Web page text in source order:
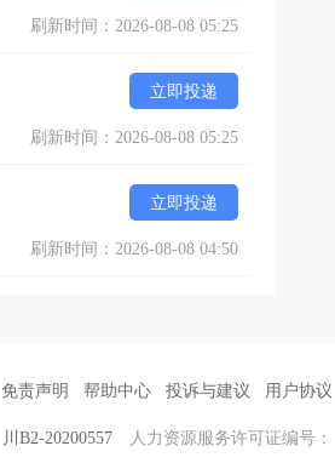
刷新时间：2026-08-08 05:25
立即投递
刷新时间：2026-08-08 05:25
立即投递
刷新时间：2026-08-08 04:50
免责声明 帮助中心 投诉与建议 用户协议
川B2-20200557 人力资源服务许可证编号：